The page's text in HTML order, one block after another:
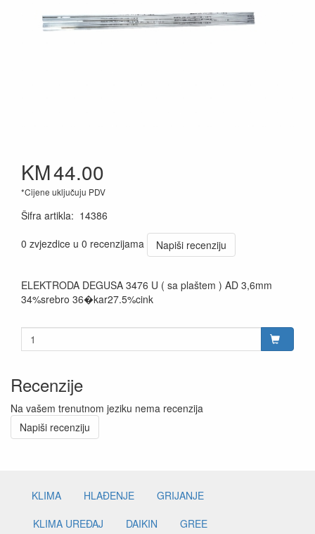
KM44.00
*Cijene uključuju PDV
Šifra artikla: 14386
0 zvjezdice u 0 recenzijama
Napiši recenziju
ELEKTRODA DEGUSA 3476 U ( sa plaštem ) AD 3,6mm
34%srebro 36�kar27.5%cink
Recenzije
Na vašem trenutnom jeziku nema recenzija
Napiši recenziju
KLIMA HLAĐENJE
GRIJANJE
KLIMA UREĐAJ
DAIKIN
GREE